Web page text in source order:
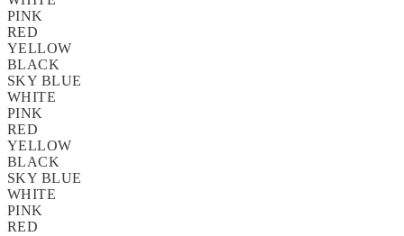
PINK
RED
YELLOW
BLACK
SKY BLUE
WHITE
PINK
RED
YELLOW
BLACK
SKY BLUE
WHITE
PINK
RED